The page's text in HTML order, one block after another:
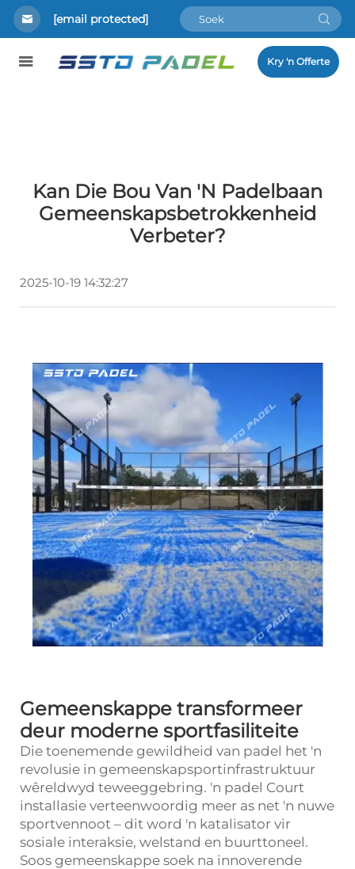
[email protected]
Kry 'n Offerte
Kan Die Bou Van 'n Padelbaan
Gemeenskapsbetrokkenheid
Verbeter?
2025-10-19 14:32:27
Gemeenskappe transformeer
deur moderne sportfasiliteite
Die toenemende gewildheid van padel het 'n
revolusie in gemeenskapsportinfrastruktuur
wêreldwyd teweeggebring. 'n padel Court
installasie verteenwoordig meer as net 'n nuwe
sportvennoot – dit word 'n katalisator vir
sosiale interaksie, welstand en buurttoneel.
Soos gemeenskappe soek na innoverende